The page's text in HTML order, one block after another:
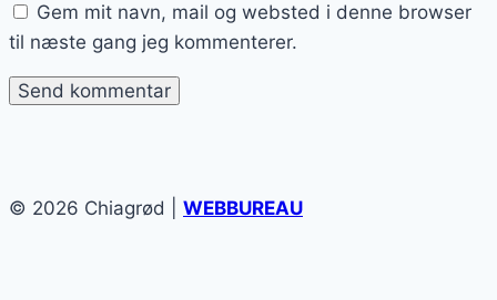
Gem mit navn, mail og websted i denne browser
til næste gang jeg kommenterer.
© 2026 Chiagrød | WEBBUREAU